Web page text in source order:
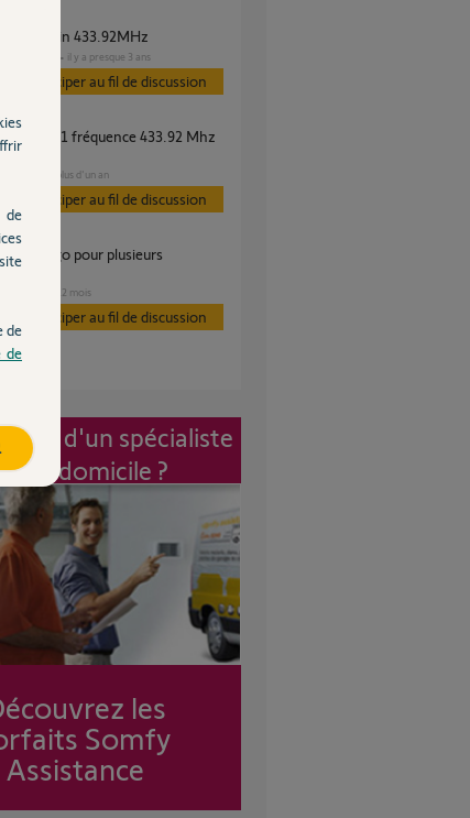
cardin 433.92MHz
il y a presque 3 ans
Participer au fil de discussion
il y a plus d'un an
Participer au fil de discussion
il y a 12 mois
Participer au fil de discussion
d'un spécialiste
domicile ?
les
Somfy
Assistance
de
de
de